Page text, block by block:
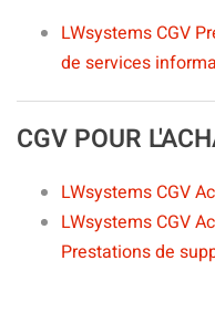
LWsystems CGV
de services
CGV POUR
LWsystems CGV
LWsystems CGV
Prestations de